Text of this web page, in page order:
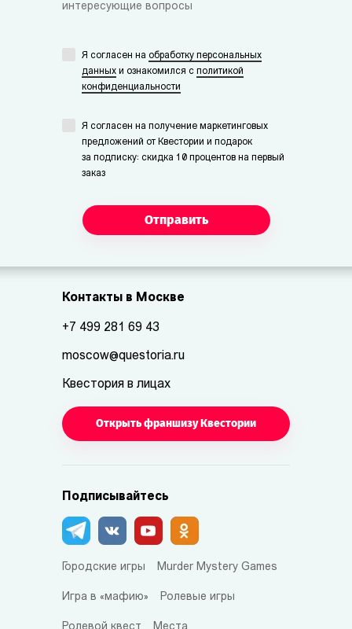
интересующие вопросы
Я согласен на обработку персональных
данных и ознакомился с политикой
конфиденциальности
Я согласен на получение маркетинговых
предложений от Квестории и подарок
за подписку: скидка 10 процентов на первый
заказ
Отправить
Контакты в Москве
+7 499 281 69 43
moscow@questoria.ru
Квестория в лицах
Открыть франшизу Квестории
Подписывайтесь
Городские игры Murder Mystery Games
Игра в «мафию» Ролевые игры